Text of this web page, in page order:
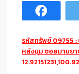
รหัสทรัพย์ 09755 :
หลังมุม ซอยมาบยา